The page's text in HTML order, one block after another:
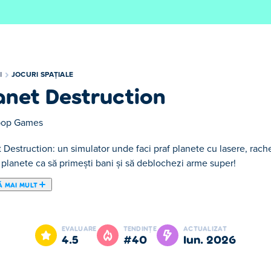
JOCURI SPAȚIALE
Destruction
Games
Destruction: un simulator unde faci praf planete cu lasere,
ca să primești bani și să deblochezi arme super!
MAI MULT
sandbox în care dezlănțuiești arme incredibil de puternice
și civilizațiile dispar în timp ce provoci haos cosmic. Ești gata
EVALUARE
4.5
TENDINȚE
#40
ACTUALIZAT
iun. 2026